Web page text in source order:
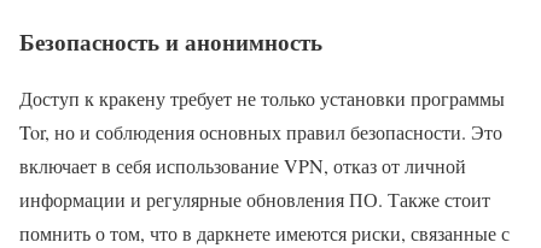
Безопасность и анонимность
Доступ к кракену требует не только установки программы
Tor, но и соблюдения основных правил безопасности. Это
включает в себя использование VPN, отказ от личной
информации и регулярные обновления ПО. Также стоит
помнить о том, что в даркнете имеются риски, связанные с